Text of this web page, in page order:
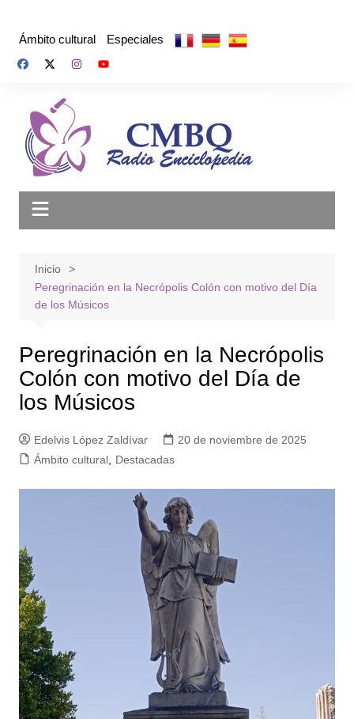
Ámbito cultural Especiales
Inicio
Peregrinación en la Necrópolis Colón con motivo del Día
de los Músicos
Peregrinación en la Necrópolis
Colón con motivo del Día de
los Músicos
Edelvis López Zaldívar
20 de noviembre de 2025
Ámbito cultural, Destacadas